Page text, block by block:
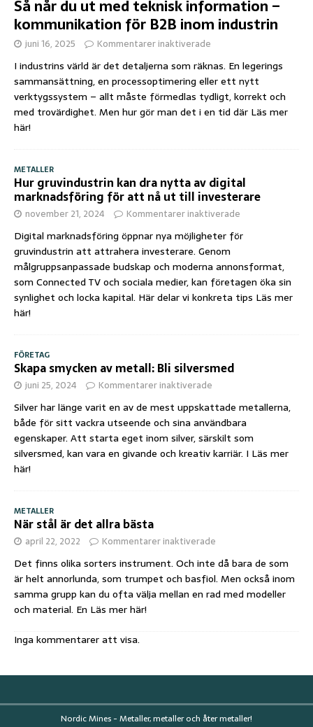
Så når du ut med teknisk information –
kommunikation för B2B inom industrin
juni 16, 2025 Kommentarer inaktiverade
I industrins värld är det detaljerna som räknas. En legerings
sammansättning, en processoptimering eller ett nytt
verktygssystem – allt måste förmedlas tydligt, korrekt och
med trovärdighet. Men hur gör man det i en tid där Läs mer
här!
METALLER
Hur gruvindustrin kan dra nytta av digital
marknadsföring för att nå ut till investerare
november 21, 2024 Kommentarer inaktiverade
Digital marknadsföring öppnar nya möjligheter för
gruvindustrin att attrahera investerare. Genom
målgruppsanpassade budskap och moderna annonsformat,
som Connected TV och sociala medier, kan företagen öka sin
synlighet och locka kapital. Här delar vi konkreta tips Läs mer
här!
FÖRETAG
Skapa smycken av metall: Bli silversmed
juni 25, 2024 Kommentarer inaktiverade
Silver har länge varit en av de mest uppskattade metallerna,
både för sitt vackra utseende och sina användbara
egenskaper. Att starta eget inom silver, särskilt som
silversmed, kan vara en givande och kreativ karriär. I Läs mer
här!
METALLER
När stål är det allra bästa
april 22, 2022 Kommentarer inaktiverade
Det finns olika sorters instrument. Och inte då bara de som
är helt annorlunda, som trumpet och basfiol. Men också inom
samma grupp kan du ofta välja mellan en rad med modeller
och material. En Läs mer här!
Inga kommentarer att visa.
Nordic Mines - Metaller, metaller och åter metaller!